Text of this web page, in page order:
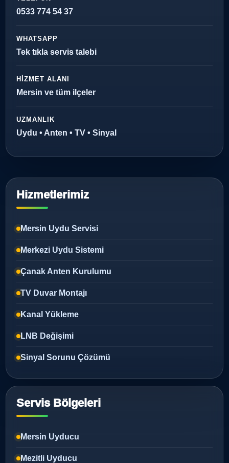
0533 774 54 37
WHATSAPP
Tek tıkla servis talebi
HIZMET ALANI
Mersin ve tüm ilçeler
UZMANLIK
Uydu • Anten • TV • Sinyal
Hizmetlerimiz
Mersin Uydu Servisi
Merkezi Uydu Sistemi
Çanak Anten Kurulumu
TV Duvar Montajı
Kanal Yükleme
LNB Değişimi
Sinyal Sorunu Çözümü
Servis Bölgeleri
Mersin Uyducu
Mezitli Uyducu